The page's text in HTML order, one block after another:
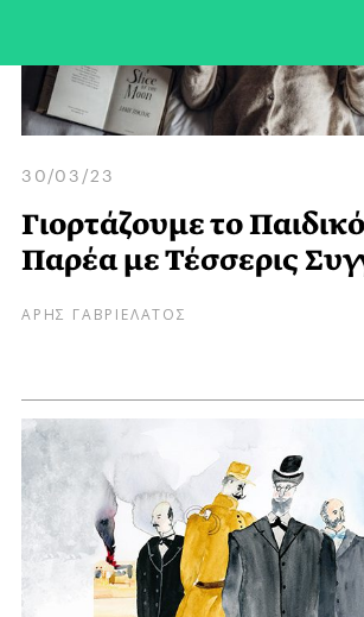
30/03/23
Γιορτάζουμε το
Παρέα με Τέσσερις
ΑΡΗΣ ΓΑΒΡΙΕΛΑΤΟΣ